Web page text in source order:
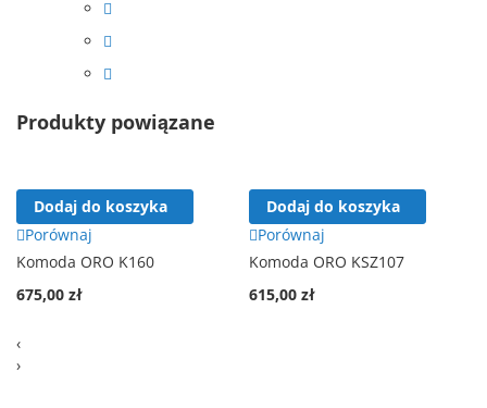
Produkty powiązane
Dodaj do koszyka
Porównaj
Komoda ORO K160
675,00 zł
Dodaj do koszyka
Porównaj
Komoda ORO KSZ107
615,00 zł
‹
›